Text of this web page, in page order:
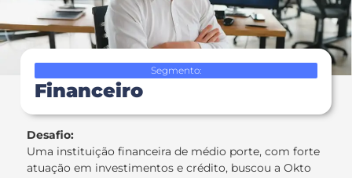
Segmento:
Financeiro
Desafio:
Uma instituição financeira de médio porte, com forte
atuação em investimentos e crédito, buscou a Okto